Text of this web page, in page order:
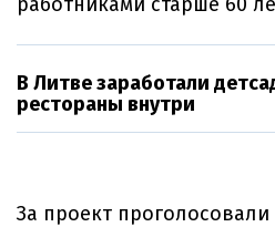
В Литве заработали
рестораны внутри
За проект проголосовали